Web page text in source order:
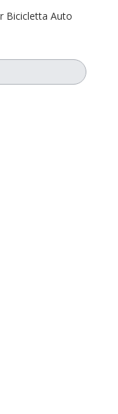
Bicicletta Auto